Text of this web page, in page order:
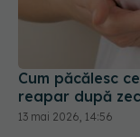
Cum păcălesc
reapar după
13 mai 2026, 14:56